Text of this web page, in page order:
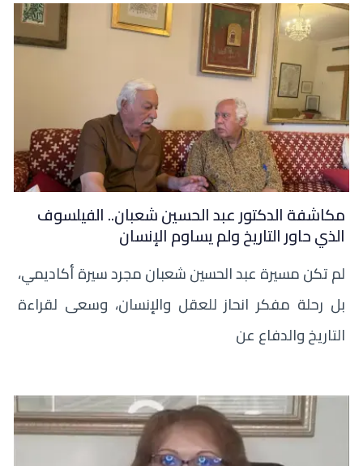
مكاشفة الدكتور عبد الحسين شعبان.. الفيلسوف
الذي حاور التاريخ ولم يساوم الإنسان
لم تكن مسيرة عبد الحسين شعبان مجرد سيرة أكاديمي،
بل رحلة مفكر انحاز للعقل والإنسان، وسعى لقراءة
التاريخ والدفاع عن